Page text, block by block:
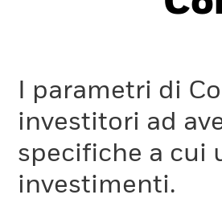
I parametri di
investitori ad
specifiche a cui
investimenti.